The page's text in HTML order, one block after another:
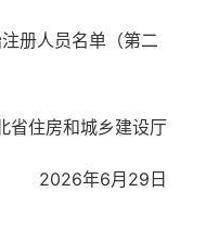
册人员名单（第二
省住房和城乡建设厅
2026年6月29日